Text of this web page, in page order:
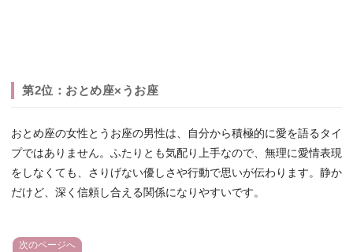
第2位：おとめ座×うお座
おとめ座の女性とうお座の男性は、自分から積極的に愛を語るタイ
プではありません。ふたりとも気配り上手なので、無理に愛情表現
をしなくても、さりげない優しさや行動で思いが伝わります。静か
だけど、深く信頼し合える関係になりやすいです。
次のページへ